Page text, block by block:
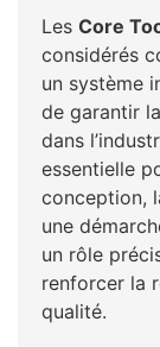
Les Core
considérés
un système
de garantir
dans
essentielle
conception,
une
un rôle
renforcer la
qualité.